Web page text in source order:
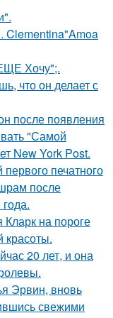
Clementina"Amoa
Хочу";.
что он делает с
после появления
"Самой
New York Post.
печатного
после
на пороге
красоты.
20 лет, и она
Эрвин, вновь
свежими